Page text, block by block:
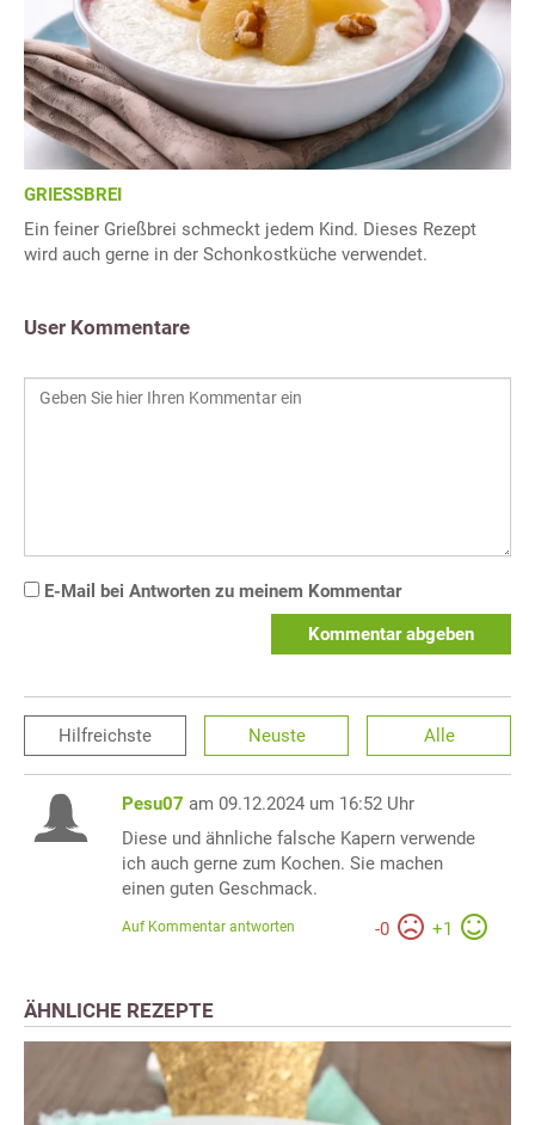
GRIESSBREI
Ein feiner Grießbrei schmeckt jedem Kind. Dieses Rezept
wird auch gerne in der Schonkostküche verwendet.
User Kommentare
E-Mail bei Antworten zu meinem Kommentar
Kommentar abgeben
Hilfreichste Neuste Alle
Pesu07 am 09.12.2024 um 16:52 Uhr
Diese und ähnliche falsche Kapern verwende
ich auch gerne zum Kochen. Sie machen
einen guten Geschmack.
-0 +1
Auf Kommentar antworten
ÄHNLICHE REZEPTE